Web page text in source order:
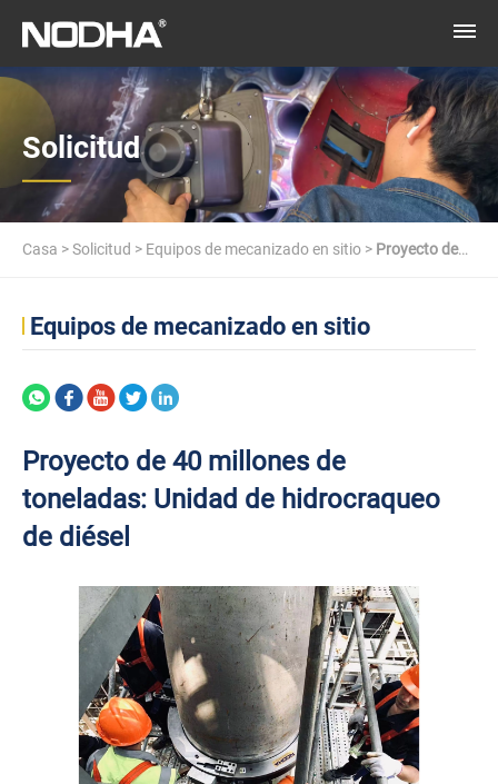
Solicitud
Casa >Solicitud > Equipos de mecanizado en sitio > Proyecto de
Equipos de mecanizado en sitio
Proyecto de 40 millones de
toneladas: Unidad de hidrocraqueo
de diésel